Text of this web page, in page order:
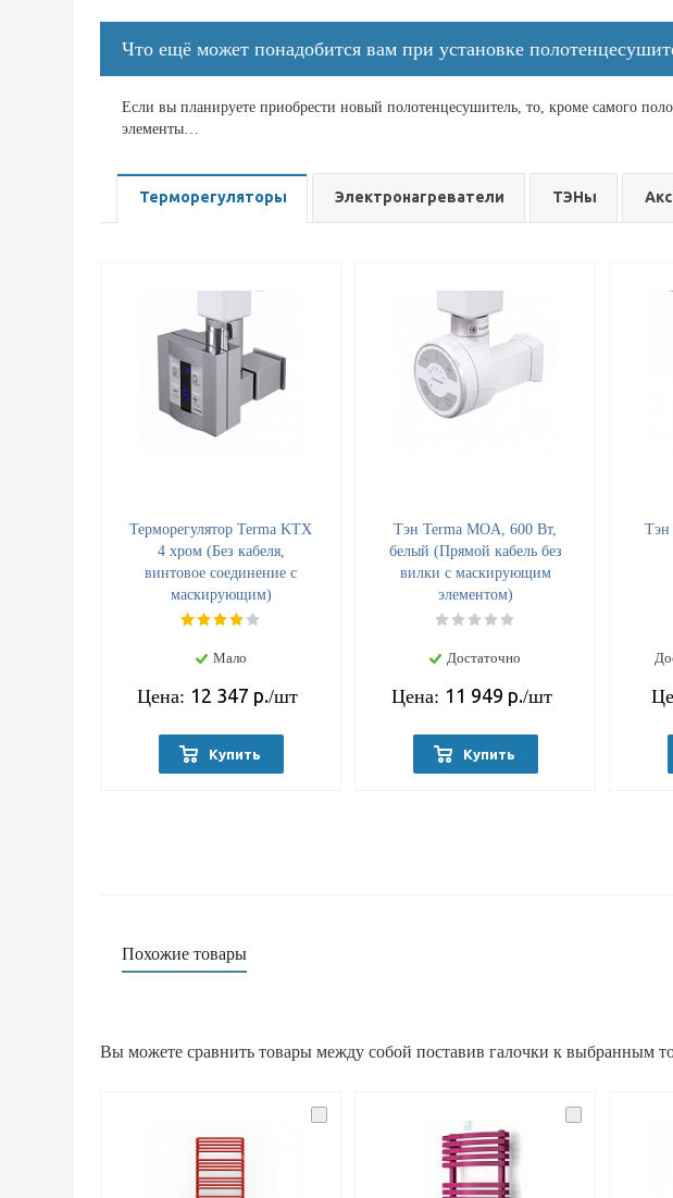
Что ещё может понадобится вам при установке
Если вы планируете приобрести новый полотенцесушитель, то, кроме самого
элементы…
Терморегуляторы Электронагреватели ТЭНы
Терморегулятор Terma KTX
4 хром (Без кабеля,
винтовое соединение с
маскирующим)
Мало
Цена: 12 347 р./шт
Купить
Тэн Terma MOA, 600 Вт,
белый (Прямой кабель без
вилки с маскирующим
элементом)
Достаточно
Цена: 11 949 р./шт
Купить
Тэн
Похожие товары
Вы можете сравнить товары между собой поставив галочки к выбранным